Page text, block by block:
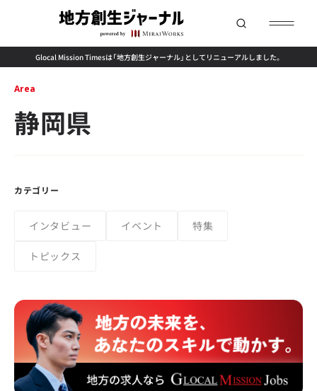
Glocal Mission Timesは「地方創生ジャーナル」としてリニューアルしました。
Area
静岡県
カテゴリー
インタビュー イベント 特集
トピックス